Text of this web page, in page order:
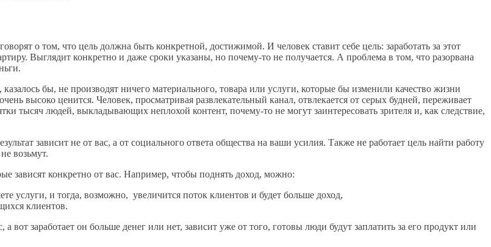
о том, что цель должна быть конкретной, достижимой. И человек ставит себе цель: заработать за этот
Выглядит конкретно и даже сроки указаны, но почему-то не получается. А проблема в том, что разорвана
бы, не производят ничего материального, товара или услуги, которые бы изменили качество жизни
высоко ценится. Человек, просматривая развлекательный канал, отвлекается от серых будней, переживает
тысяч людей, выкладывающих неплохой контент, почему-то не могут заинтересовать зрителя и, как следствие,
зависит не от вас, а от социального ответа общества на ваши усилия. Также не работает цель найти работу
возьмут.
зависят конкретно от вас. Например, чтобы поднять доход, можно:
услуги, и тогда, возможно, увеличится поток клиентов и будет больше доход,
клиентов.
вот заработает он больше денег или нет, зависит уже от того, готовы люди будут заплатить за его продукт или